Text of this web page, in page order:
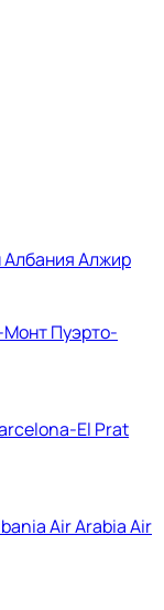
АлбанияАлжир
МонтПуэрто-
El Prat
Air ArabiaAir